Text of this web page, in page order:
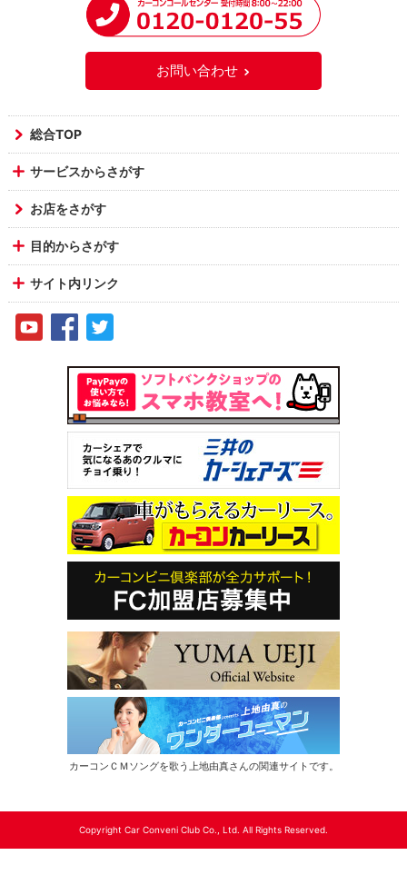
お問い合わせ
総合TOP
サービスからさがす
お店をさがす
目的からさがす
サイト内リンク
カーコンＣＭソングを歌う上地由真さんの関連サイトです。
Copyright Car Conveni Club Co., Ltd. All Rights Reserved.